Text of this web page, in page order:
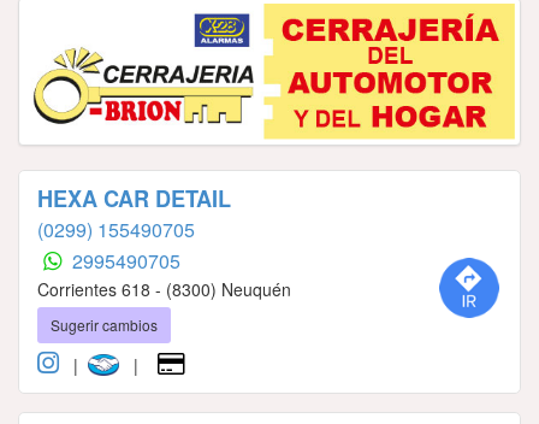
HEXA CAR DETAIL
(0299) 155490705
2995490705
Corrientes 618 - (8300) Neuquén
Sugerir cambios
| |